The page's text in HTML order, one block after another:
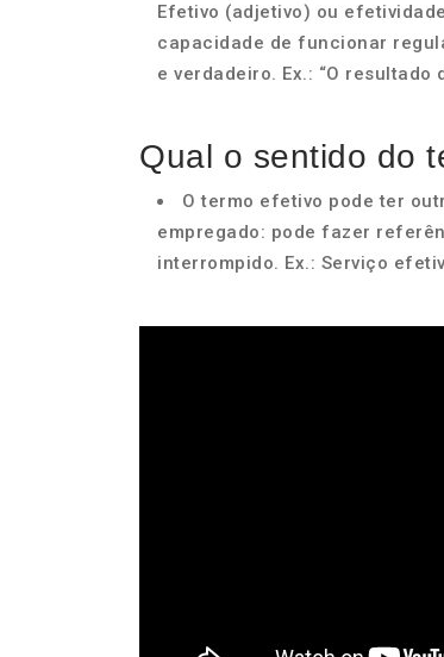
Efetivo (adjetivo) ou
capacidade de funcionar
e verdadeiro. Ex.: “O
Qual o sentido do
O termo efetivo pode ter
empregado: pode fazer
interrompido. Ex.: Serviço